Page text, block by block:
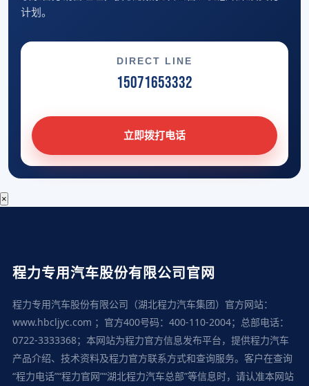
计划。
DIRECT LINE
15071653332
立即拨打电话
×
程力专用汽车股份有限公司官网
程力专用汽车股份有限公司（湖北程力汽车集团）官方网站：
www.hbcljyc.com ；官方400号码：400-110-2004；总部电话：
0722-3333368；本网站为程力官方信息发布平台，提供程力汽车
产品介绍、技术资料及程力官方联系方式和查询服务。客户在查询
“程力电话”“程力官网”“湖北程力汽车总部”等信息时，请认准本网站